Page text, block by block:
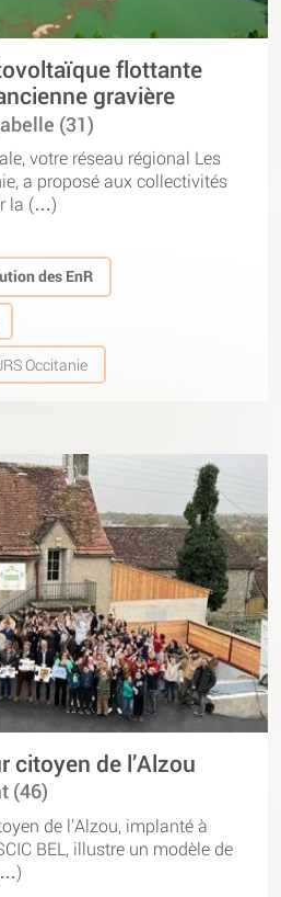
flottante
gravière
(31)
votre réseau régional Les
a proposé aux collectivités
la (…)
des EnR
Occitanie
citoyen de l’Alzou
(46)
de l’Alzou, implanté à
BEL, illustre un modèle de